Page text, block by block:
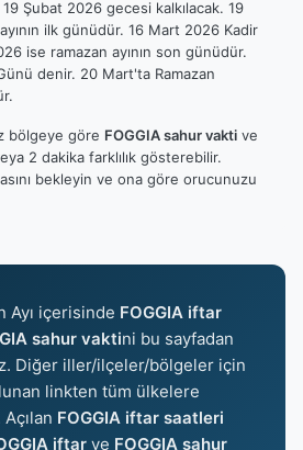
19 Şubat 2026 gecesi kalkılacak. 19
ilk günüdür. 16 Mart 2026 Kadir
ise ramazan ayının son günüdür.
denir. 20 Mart'ta Ramazan
bölgeye göre FOGGIA sahur vakti ve
2 dakika farklılık gösterebilir.
bekleyin ve ona göre orucunuzu
Ayı içerisinde FOGGIA iftar
sahur vaktini bu sayfadan
Diğer iller/ilçeler/bölgeler için
linkten tüm ülkelere
FOGGIA iftar saatleri
iftar ve FOGGIA sahur